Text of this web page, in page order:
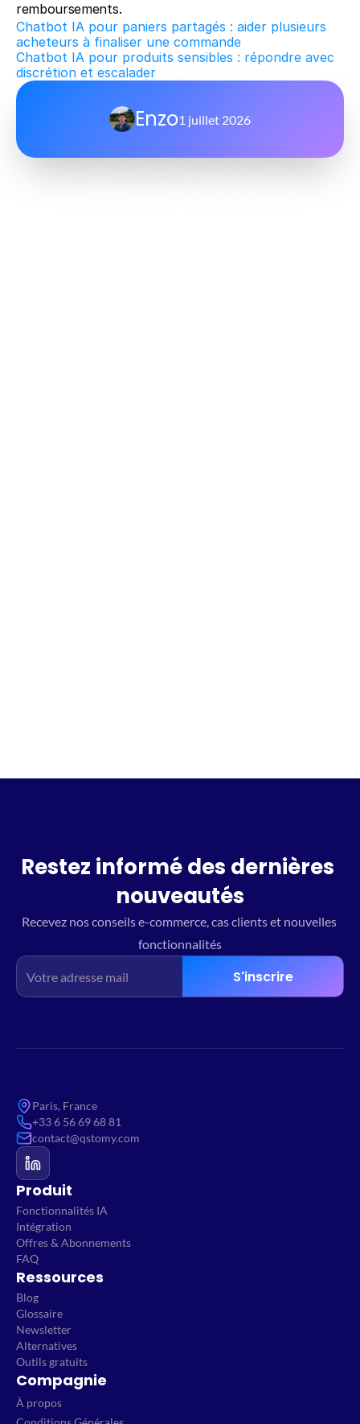
remboursements.
Chatbot IA pour paniers partagés : aider plusieurs
acheteurs à finaliser une commande
Chatbot IA pour produits sensibles : répondre avec
discrétion et escalader
Enzo1 juillet 2026
Restez informé des dernières
nouveautés
Recevez nos conseils e-commerce, cas clients et nouvelles
fonctionnalités
S'inscrire
Paris, France
+33 6 56 69 68 81
contact@qstomy.com
Produit
Fonctionnalités IA
Intégration
Offres & Abonnements
FAQ
Ressources
Blog
Glossaire
Newsletter
Alternatives
Outils gratuits
Compagnie
À propos